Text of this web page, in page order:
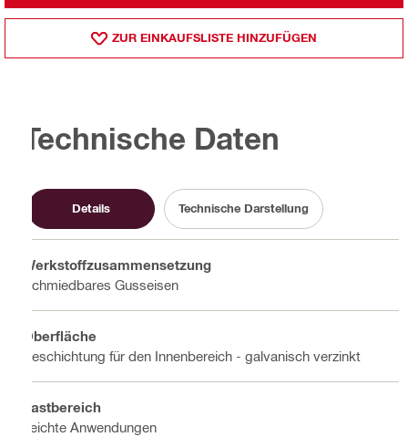
ZUR EINKAUFSLISTE HINZUFÜGEN
Technische Daten
Details Technische Darstellung
Werkstoffzusammensetzung
Schmiedbares Gusseisen
Oberfläche
Beschichtung für den Innenbereich - galvanisch verzinkt
Lastbereich
Leichte Anwendungen